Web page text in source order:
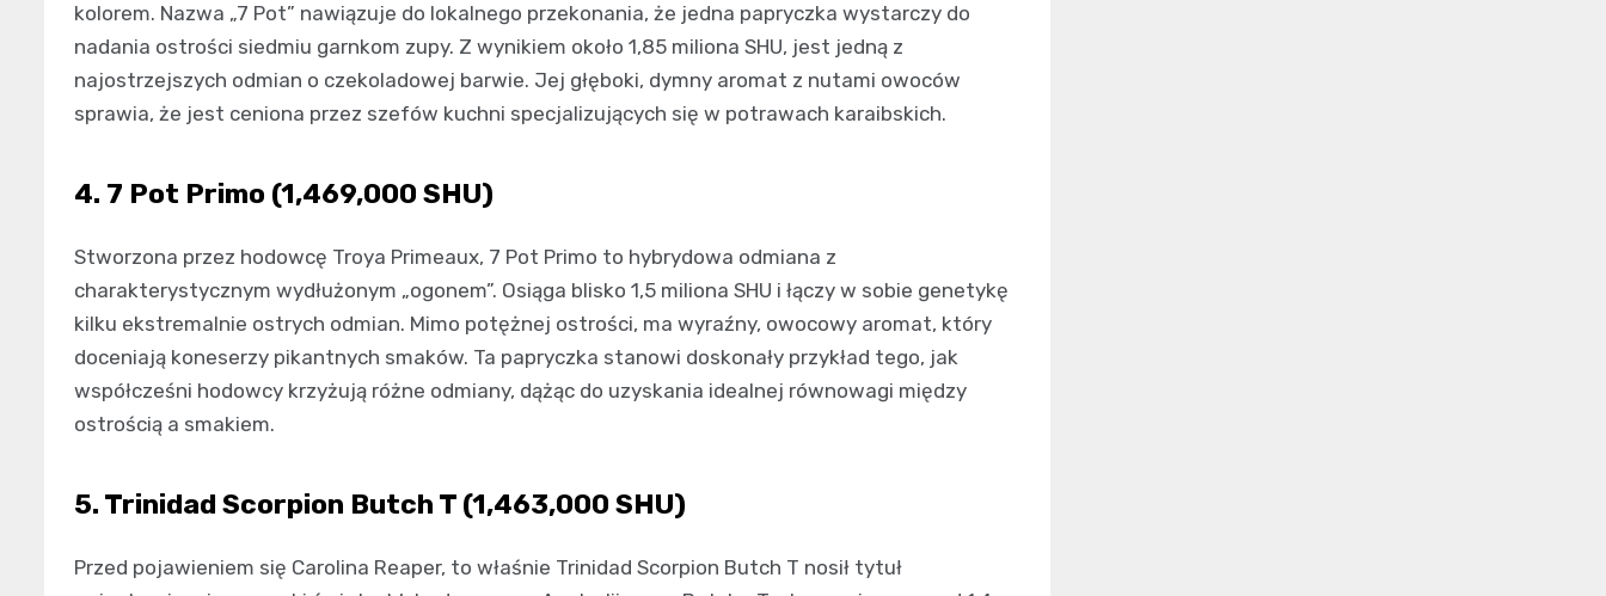
kolorem. Nazwa „7 Pot” nawiązuje do lokalnego przekonania, że jedna papryczka wystarczy do
nadania ostrości siedmiu garnkom zupy. Z wynikiem około 1,85 miliona SHU, jest jedną z
najostrzejszych odmian o czekoladowej barwie. Jej głęboki, dymny aromat z nutami owoców
sprawia, że jest ceniona przez szefów kuchni specjalizujących się w potrawach karaibskich.
4. 7 Pot Primo (1,469,000 SHU)
Stworzona przez hodowcę Troya Primeaux, 7 Pot Primo to hybrydowa odmiana z
charakterystycznym wydłużonym „ogonem”. Osiąga blisko 1,5 miliona SHU i łączy w sobie genetykę
kilku ekstremalnie ostrych odmian. Mimo potężnej ostrości, ma wyraźny, owocowy aromat, który
doceniają koneserzy pikantnych smaków. Ta papryczka stanowi doskonały przykład tego, jak
współcześni hodowcy krzyżują różne odmiany, dążąc do uzyskania idealnej równowagi między
ostrością a smakiem.
5. Trinidad Scorpion Butch T (1,463,000 SHU)
Przed pojawieniem się Carolina Reaper, to właśnie Trinidad Scorpion Butch T nosił tytuł